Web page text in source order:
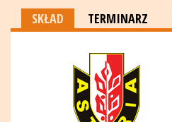
SKŁAD TERMINARZ